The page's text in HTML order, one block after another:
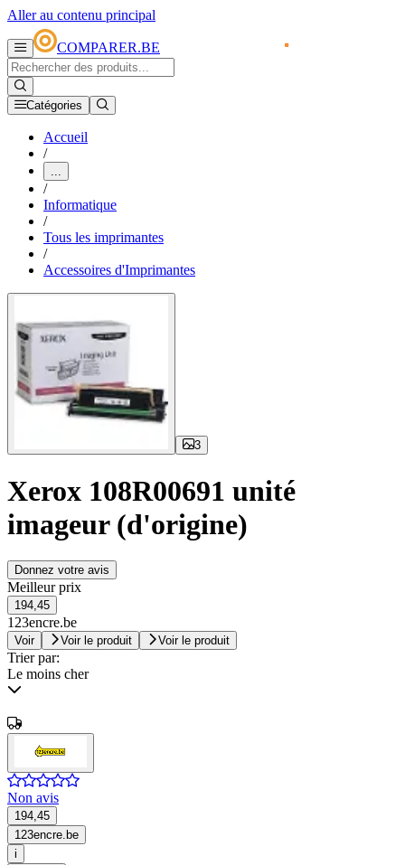
Aller au contenu principal
COMPARER.BE
Catégories
Accueil
/
...
/
Informatique
/
Tous les imprimantes
/
Accessoires d'Imprimantes
3
Xerox 108R00691 unité
imageur (d'origine)
Donnez votre avis
Meilleur prix
194,45
123encre.be
Voir Voir le produit Voir le produit
Trier par:
Le moins cher
Non avis
194,45
123encre.be
i